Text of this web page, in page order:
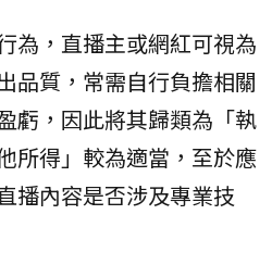
為，直播主或網紅可視為
品質，常需自行負擔相關
虧，因此將其歸類為「執
所得」較為適當，至於應
播內容是否涉及專業技